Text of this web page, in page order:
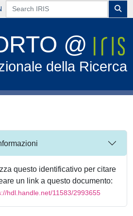
@
della Ricerca
questo identificativo per citare
un link a questo documento:
hdl.handle.net/11583/2993655